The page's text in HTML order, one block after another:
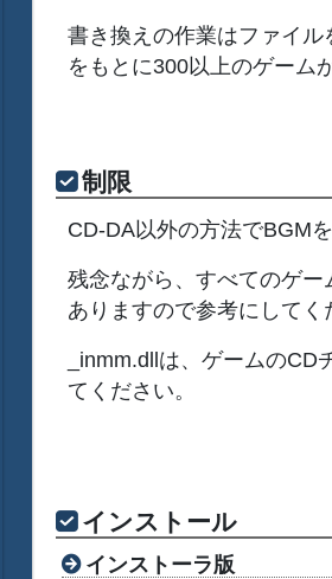
書き換えの作業はファイ
をもとに300以上のゲーム
制限
CD-DA以外の方法でBGM
残念ながら、すべてのゲー
ありますので参考にしてく
_inmm.dllは、ゲームの
てください。
インストール
インストーラ版